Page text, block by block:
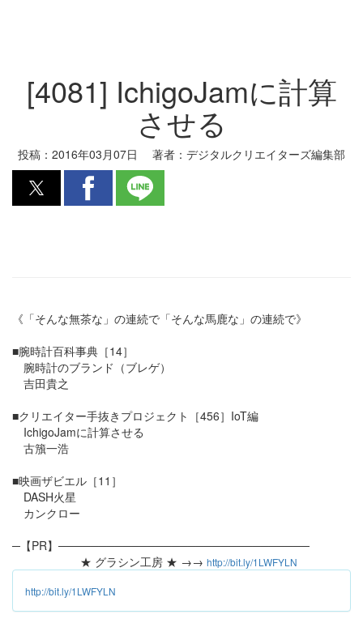
[4081] IchigoJamに計算
させる
投稿： 2016年03月07日 著者： デジタルクリエイターズ編集部
《「そんな無茶な」の連続で「そんな馬鹿な」の連続で》
■腕時計百科事典［14］
腕時計のブランド（ブレゲ）
吉田貴之
■クリエイター手抜きプロジェクト［456］IoT編
IchigoJamに計算させる
古籏一浩
■映画ザビエル［11］
DASH火星
カンクロー
─【PR】───────────────────────────────
★ グラシン工房 ★ →→ http://bit.ly/1LWFYLN
http://bit.ly/1LWFYLN